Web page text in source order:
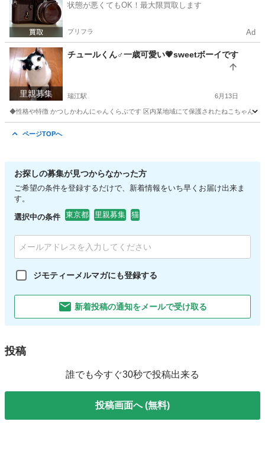
状態が悪くてもOK！最大限買取します
プリフラ Ad
里親募集
チュールくん♂一歳可愛い💗sweetボーイです
瑞江駅 6月13日
◆性格や特徴 かつしかわんにゃんくらぶです 区内某地域にて保護されたねこちゃん
ページTOPへ
お探しの募集が見つからなかった方
ご希望の条件を登録するだけで、新着情報をいち早くお届け出来ま
す。
選択中の条件 東京都 里親募集 猫
ジモティーメルマガにも登録する
新着投稿の通知をメールで受け取る
投稿
誰でも今すぐ30秒で投稿出来る
投稿画面へ (無料)